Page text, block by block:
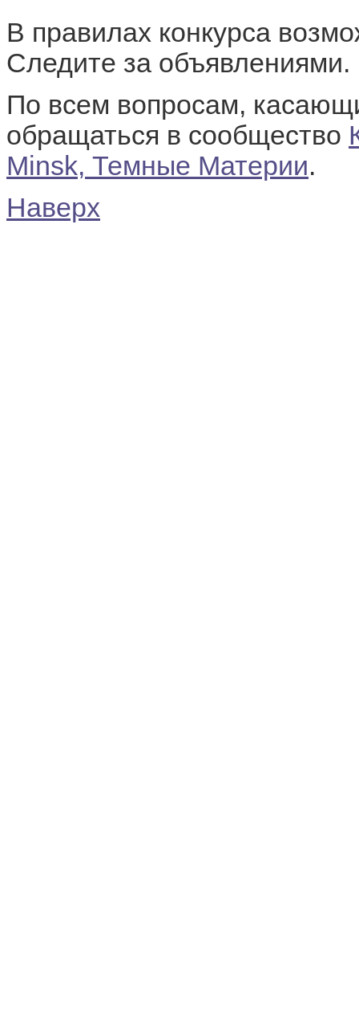
В правилах конкурса
Следите за объявлениями.
По всем вопросам,
обращаться в сообщество
Minsk, Темные Материи.
Наверх